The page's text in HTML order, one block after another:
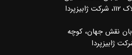
نقش جهان، کوچه
ژابیزپردا